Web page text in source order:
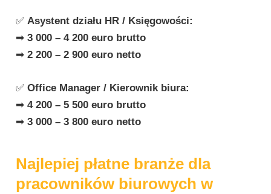
✅Asystent działu HR / Księgowości:
➡3 000 – 4 200 euro brutto
➡2 200 – 2 900 euro netto
✅Office Manager / Kierownik biura:
➡4 200 – 5 500 euro brutto
➡3 000 – 3 800 euro netto
Najlepiej płatne branże dla
pracowników biurowych w